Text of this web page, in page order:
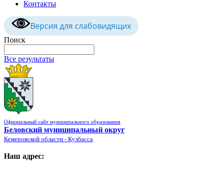
Контакты
Версия для слабовидящих
Поиск
Все результаты
Официальный сайт муниципального образования
Беловский муниципальный округ
Кемеровской области - Кузбасса
Наш адрес: